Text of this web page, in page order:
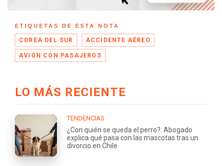
ETIQUETAS DE ESTA NOTA
COREA DEL SUR ACCIDENTE AÉREO
AVIÓN CON PASAJEROS
LO MÁS RECIENTE
TENDENCIAS
¿Con quién se queda el perro?: Abogado
explica qué pasa con las mascotas tras un
divorcio en Chile